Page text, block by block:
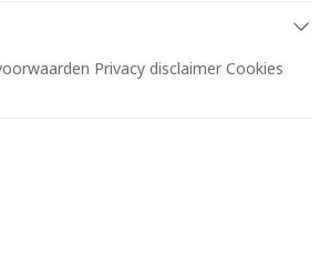
Privacy disclaimer Cookies